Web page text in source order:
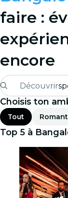
faire :
encore
Découvrir
Choisis ton
Tout
Top 5 à